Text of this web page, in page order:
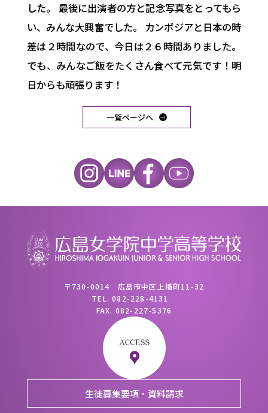
した。 最後に出演者の方と記念写真をとってもら
い、みんな大興奮でした。 カンボジアと日本の時
差は２時間なので、今日は２６時間ありました。
でも、みんなご飯をたくさん食べて元気です！明
日からも頑張ります！
一覧ページへ
〒730-0014 広島市中区上幟町11-32
TEL.082-228-4131
FAX. 082-227-5376
生徒募集要項・資料請求